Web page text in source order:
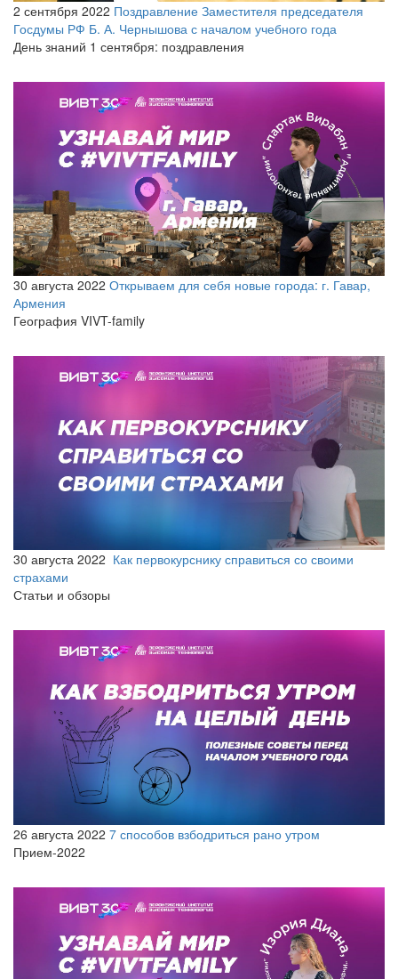
2 сентября 2022 Поздравление Заместителя председателя
Госдумы РФ Б. А. Чернышова с началом учебного года
День знаний 1 сентября: поздравления
30 августа 2022 Открываем для себя новые города: г. Гавар,
Армения
География VIVT-family
30 августа 2022 Как первокурснику справиться со своими
страхами
Статьи и обзоры
26 августа 2022 7 способов взбодриться рано утром
Прием-2022